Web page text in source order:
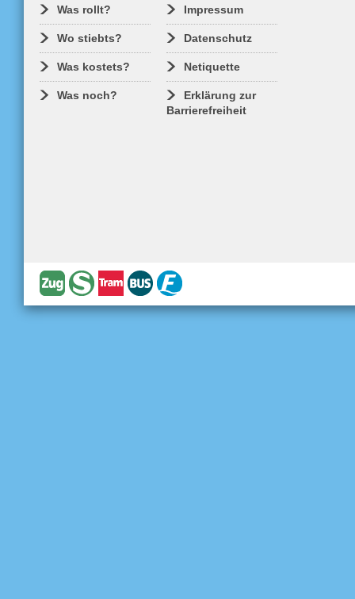
Was rollt?
Wo stiebts?
Was kostets?
Was noch?
Impressum
Datenschutz
Netiquette
Erklärung zur
Barrierefreiheit